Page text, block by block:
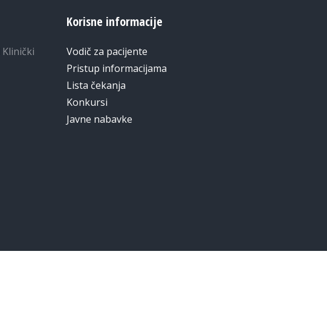
Korisne informacije
Vodič za pacijente
Pristup informacijama
Lista čekanja
Konkursi
Javne nabavke